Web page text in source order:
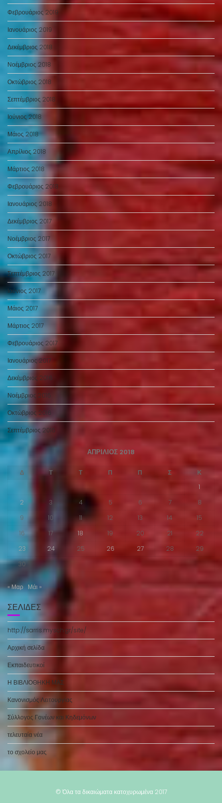
Φεβρουάριος 2019
Ιανουάριος 2019
Δεκέμβριος 2018
Νοέμβριος 2018
Οκτώβριος 2018
Σεπτέμβριος 2018
Ιούνιος 2018
Μάιος 2018
Απρίλιος 2018
Μάρτιος 2018
Φεβρουάριος 2018
Ιανουάριος 2018
Δεκέμβριος 2017
Νοέμβριος 2017
Οκτώβριος 2017
Σεπτέμβριος 2017
Ιούνιος 2017
Μάιος 2017
Μάρτιος 2017
Φεβρουάριος 2017
Ιανουάριος 2017
Δεκέμβριος 2016
Νοέμβριος 2016
Οκτώβριος 2016
Σεπτέμβριος 2016
ΑΠΡΊΛΙΟΣ 2018
Δ Τ Τ Π Π Σ
Κ
1
2
3 4 5 6 7
8
9
10 11 12 13 14
15
16
17 18 19 20 21
22
23
24 25 26 27 28
29
30
« Μαρ Μάι »
ΣΕΛΊΔΕΣ
http://sarris.mysch.gr/site/
Αρχική σελίδα
Εκπαιδευτικοί
Η ΒΙΒΛΙΟΘΗΚΗ ΜΑΣ
Κανονισμός Λειτουργίας
Σύλλογος Γονέων και Κηδεμόνων
τελευταία νέα
το σχολείο μας
© Όλα τα δικαιώματα κατοχυρωμένα 2017